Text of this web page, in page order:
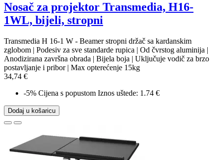
Nosač za projektor Transmedia, H16-
1WL, bijeli, stropni
Transmedia H 16-1 W - Beamer stropni držač sa kardanskim
zglobom | Podesiv za sve standarde rupica | Od čvrstog aluminija |
Anodizirana završna obrada | Bijela boja | Uključuje vodič za brzo
postavljanje i pribor | Max opterećenje 15kg
34,74 €
-5% Cijena s popustom Iznos uštede: 1.74 €
Dodaj u košaricu